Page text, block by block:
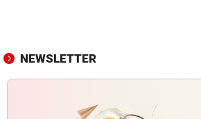
NEWSLETTER